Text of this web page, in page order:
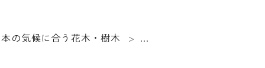
の気候に合う花木・樹木 レプトスペルマム（ティー